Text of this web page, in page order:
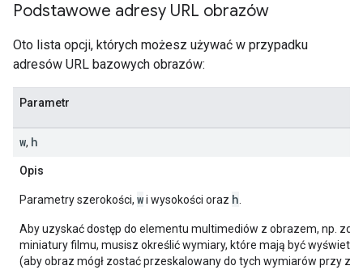
Podstawowe adresy URL obrazów
Oto lista opcji, których możesz używać w przypadku
adresów URL bazowych obrazów:
Parametr
w, h
Opis
Parametry szerokości, wi wysokości oraz h
Aby uzyskać dostęp do elementu multimediów z obrazem, np.
miniatury filmu, musisz określić wymiary, które mają być
(aby obraz mógł zostać przeskalowany do tych wymiarów przy